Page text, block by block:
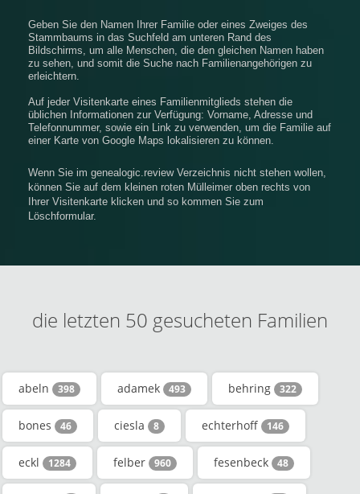
Geben Sie den Namen Ihrer Familie oder eines Zweiges des
Stammbaums in das Suchfeld am unteren Rand des
Bildschirms, um alle Menschen, die den gleichen Namen haben
zu sehen, und somit die Suche nach Familienangehörigen zu
erleichtern.
Auf jeder Visitenkarte eines Familienmitglieds stehen die
üblichen Informationen zur Verfügung: Vorname, Adresse und
Telefonnummer, sowie ein Link zu verwenden, um die Familie auf
einer Karte von Google Maps lokalisieren zu können.
Wenn Sie im genealogic.review Verzeichnis nicht stehen wollen,
können Sie auf dem kleinen roten Mülleimer oben rechts von
Ihrer Visitenkarte klicken und so kommen Sie zum
Löschformular.
die letzten 50 gesucheten Familien
abeln 398 adamek 493 behring 322
bones 46 ciesla 8 echterhoff 146
eckl 1284 felber 960 fesenbeck 48